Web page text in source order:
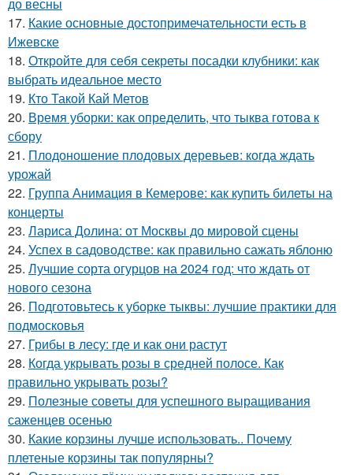
до весны
17. Какие основные достопримечательности есть в
Ижевске
18. Откройте для себя секреты посадки клубники: как
выбрать идеальное место
19. Кто Такой Кай Метов
20. Время уборки: как определить, что тыква готова к
сбору
21. Плодоношение плодовых деревьев: когда ждать
урожай
22. Группа Анимация в Кемерове: как купить билеты на
концерты
23. Лариса Долина: от Москвы до мировой сцены
24. Успех в садоводстве: как правильно сажать яблоню
25. Лучшие сорта огурцов на 2024 год: что ждать от
нового сезона
26. Подготовьтесь к уборке тыквы: лучшие практики для
подмосковья
27. Грибы в лесу: где и как они растут
28. Когда укрывать розы в средней полосе. Как
правильно укрывать розы?
29. Полезные советы для успешного выращивания
саженцев осенью
30. Какие корзины лучше использовать.. Почему
плетеные корзины так популярны?